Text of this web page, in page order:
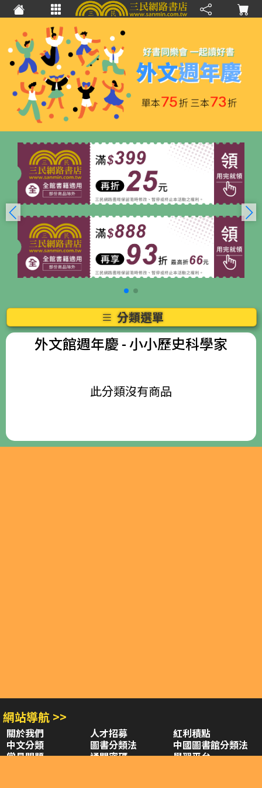
分類選單
外文館週年慶 - 小小歷史科學家
此分類沒有商品
網站導航 >>
關於我們 人才招募
紅利積點
中文分類
圖書分類法
中國圖書館分類法
常見問題
通關密碼
學習平台